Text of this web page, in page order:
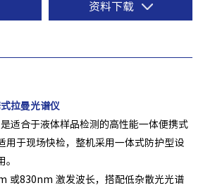
资料下载
拉曼光谱仪
适合于液体样品检测的高性能一体便携式
用于现场快检，整机采用一体式防护型设
。
或830nm 激发波长，搭配低杂散光光谱